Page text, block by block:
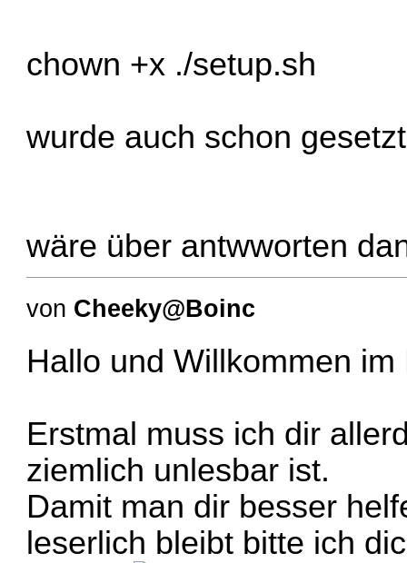
chown +x ./setup.sh
wurde auch schon gesetzt
wäre über antwworten
von Cheeky@Boinc
Hallo und Willkommen
Erstmal muss ich dir
ziemlich unlesbar ist.
Damit man dir besser
leserlich bleibt bitte ich